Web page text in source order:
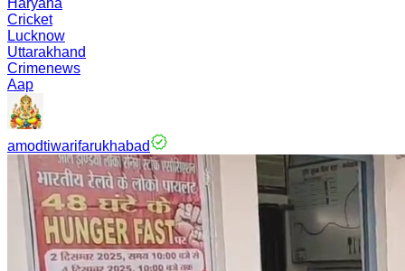
Haryana
Cricket
Lucknow
Uttarakhand
Crimenews
Aap
amodtiwarifarukhabad